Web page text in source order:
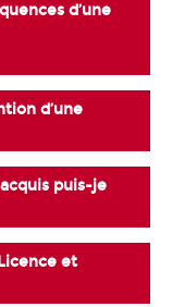
d’une
d’une
puis-je
et